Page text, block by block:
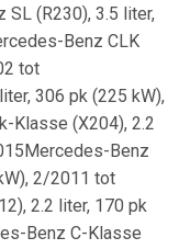
(R230), 3.5 liter,
Benz CLK
tot
306 pk (225 kW),
Klasse (X204), 2.2
Benz
2/2011 tot
2.2 liter, 170 pk
Benz C-Klasse